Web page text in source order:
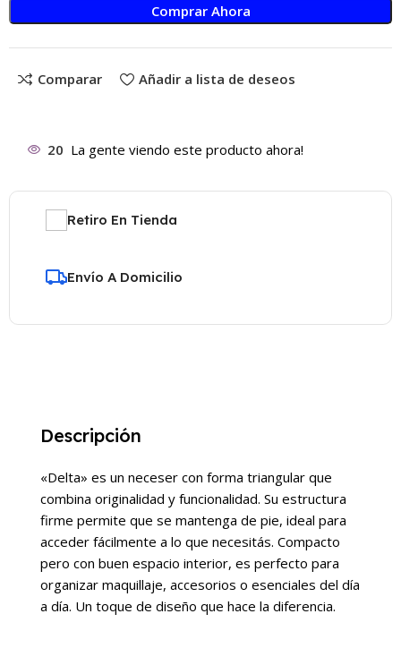
Comprar Ahora
Comparar Añadir a lista de deseos
20 La gente viendo este producto ahora!
Retiro En Tienda
Envío A Domicilio
Descripción
«Delta» es un neceser con forma triangular que
combina originalidad y funcionalidad. Su estructura
firme permite que se mantenga de pie, ideal para
acceder fácilmente a lo que necesitás. Compacto
pero con buen espacio interior, es perfecto para
organizar maquillaje, accesorios o esenciales del día
a día. Un toque de diseño que hace la diferencia.